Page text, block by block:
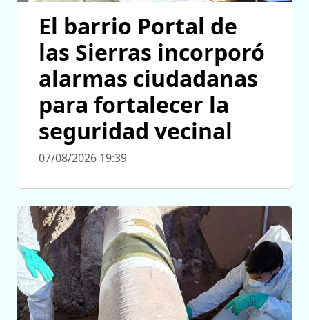
El barrio Portal de
las Sierras incorporó
alarmas ciudadanas
para fortalecer la
seguridad vecinal
07/08/2026 19:39